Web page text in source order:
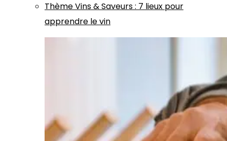
ThèmeVins & Saveurs: 7 lieux pour
apprendre le vin